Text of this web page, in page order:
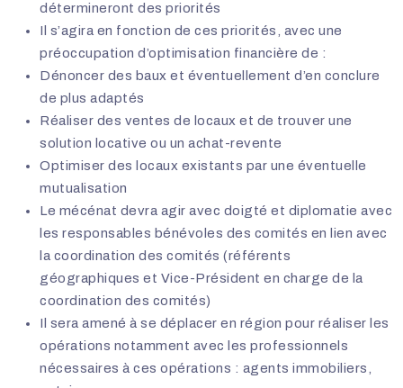
détermineront des priorités
Il s’agira en fonction de ces priorités, avec une
préoccupation d’optimisation financière de :
Dénoncer des baux et éventuellement d’en conclure
de plus adaptés
Réaliser des ventes de locaux et de trouver une
solution locative ou un achat-revente
Optimiser des locaux existants par une éventuelle
mutualisation
Le mécénat devra agir avec doigté et diplomatie avec
les responsables bénévoles des comités en lien avec
la coordination des comités (référents
géographiques et Vice-Président en charge de la
coordination des comités)
Il sera amené à se déplacer en région pour réaliser les
opérations notamment avec les professionnels
nécessaires à ces opérations : agents immobiliers,